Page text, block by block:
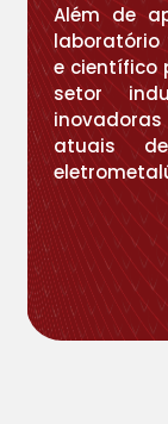
Além de
laboratório
e científico
setor
atuais